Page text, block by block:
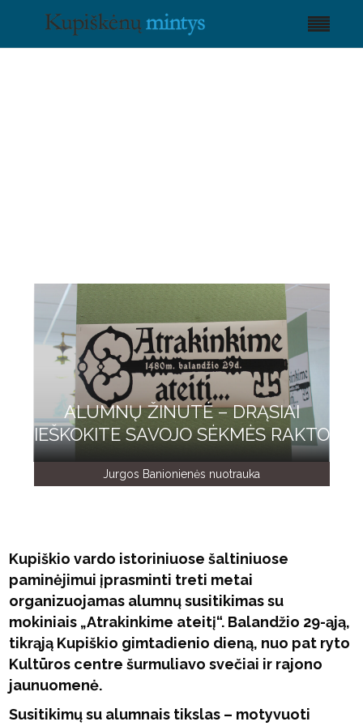
ALUMNŲ ŽINUTĖ – DRĄSIAI
IEŠKOKITE SAVOJO SĖKMĖS RAKTO
Jurgos Banionienės nuotrauka
Kupiškio vardo istoriniuose šaltiniuose
paminėjimui įprasminti treti metai
organizuojamas alumnų susitikimas su
mokiniais „Atrakinkime ateitį“. Balandžio 29-ąją,
tikrąją Kupiškio gimtadienio dieną, nuo pat ryto
Kultūros centre šurmuliavo svečiai ir rajono
jaunuomenė.
Susitikimų su alumnais tikslas – motyvuoti